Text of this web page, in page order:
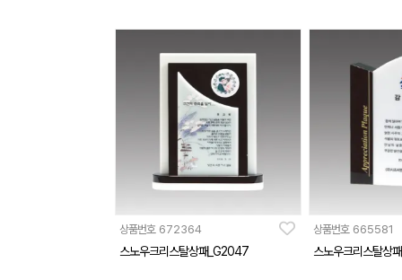
상품번호 672364
스노우크리스탈상패_G2047
상품번호 665581
스노우크리스탈상